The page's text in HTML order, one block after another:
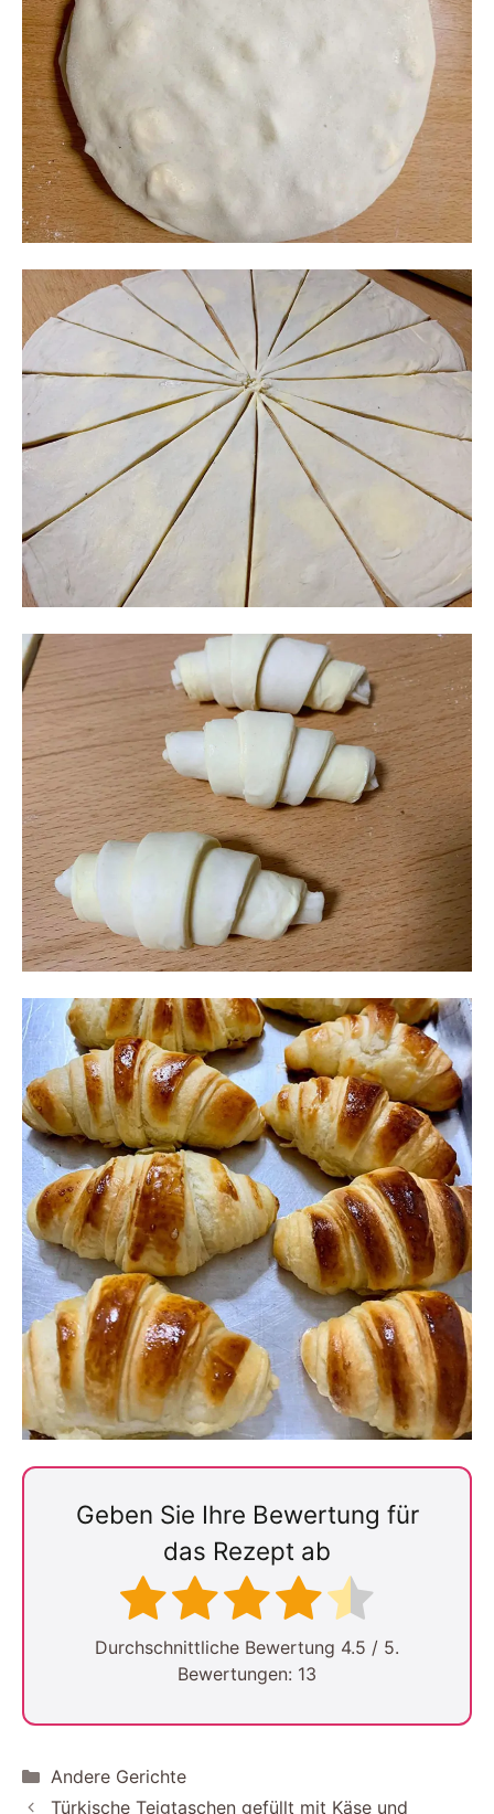
Geben Sie Ihre Bewertung für
das Rezept ab
Durchschnittliche Bewertung 4.5 / 5.
Bewertungen: 13
Kategorien
Andere Gerichte
Türkische Teigtaschen gefüllt mit Käse und